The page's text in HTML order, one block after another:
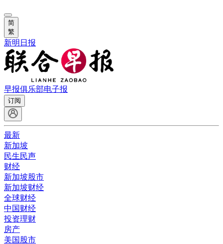
简
繁
新明日报
早报俱乐部电子报
订阅
最新
新加坡
民生民声
财经
新加坡股市
新加坡财经
全球财经
中国财经
投资理财
房产
美国股市